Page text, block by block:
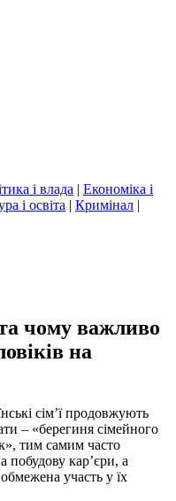
і влада | Економіка і
і освіта | Кримінал |
чому важливо
на
сім’ї продовжують
– «берегиня сімейного
тим самим часто
побудову кар’єри, а
участь у їх